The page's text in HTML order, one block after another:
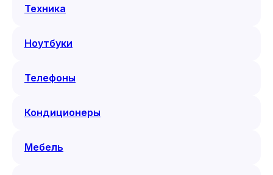
Техника
Ноутбуки
Телефоны
Кондиционеры
Мебель